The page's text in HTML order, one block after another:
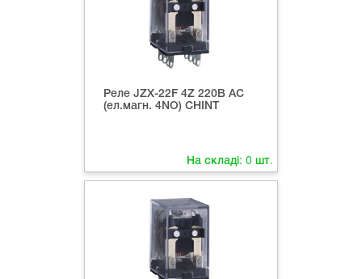
Реле JZX-22F 4Z 220В AC
(ел.магн. 4NO) CHINT
На складі: 0 шт.